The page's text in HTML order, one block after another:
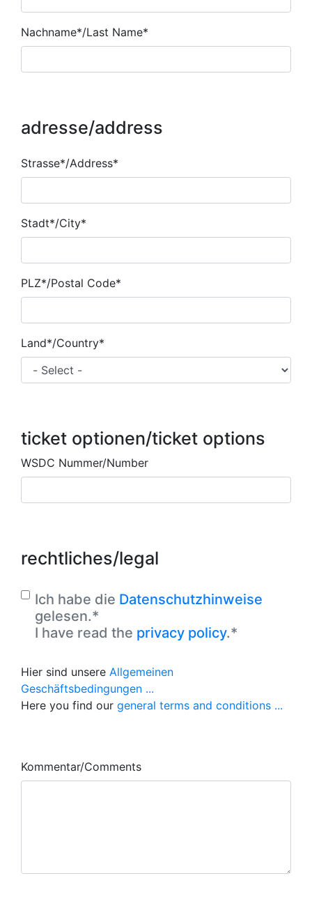
Nachname*/Last Name*
adresse/address
customer
address
Strasse*/Address*
Stadt*/City*
PLZ*/Postal Code*
Land*/Country*
ticket optionen/ticket options
WSDC Nummer/Number
rechtliches/legal
Ich habe die Datenschutzhinweise
gelesen.*
I have read the privacy policy.*
Hier sind unsere Allgemeinen
Geschäftsbedingungen ...
Here you find our general terms and conditions ...
Kommentar/Comments